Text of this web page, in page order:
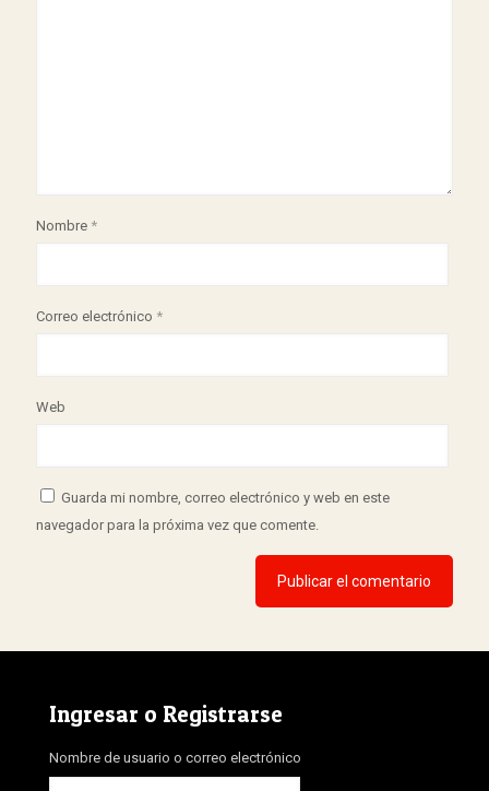
Nombre *
Correo electrónico *
Web
Guarda mi nombre, correo electrónico y web en este
navegador para la próxima vez que comente.
Ingresar o Registrarse
Nombre de usuario o correo electrónico